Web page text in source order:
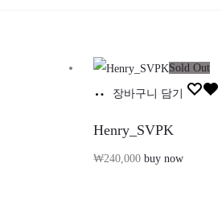
Sold Out
장바구니 담기
Henry_SVPK
₩240,000 buy now